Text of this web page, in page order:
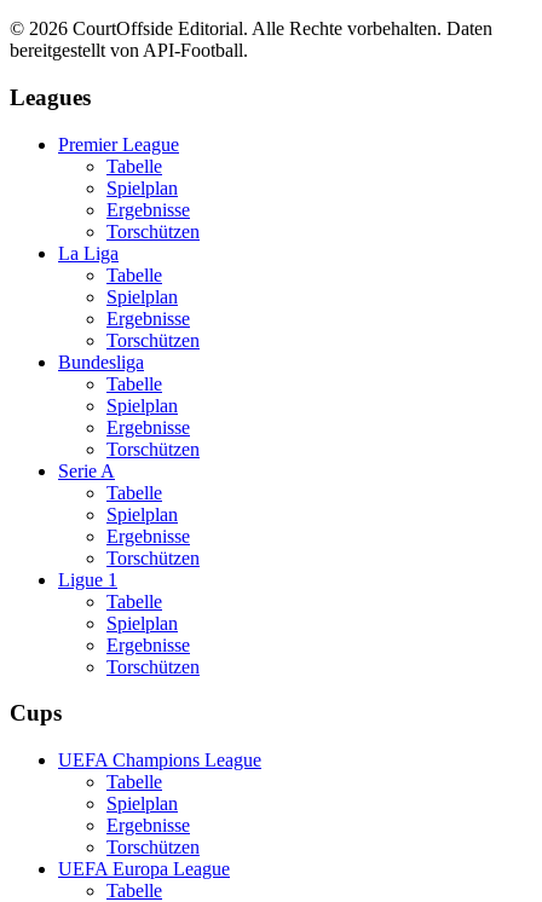
© 2026 CourtOffside Editorial. Alle Rechte vorbehalten. Daten
bereitgestellt von API-Football.
Leagues
Premier League
Tabelle
Spielplan
Ergebnisse
Torschützen
La Liga
Tabelle
Spielplan
Ergebnisse
Torschützen
Bundesliga
Tabelle
Spielplan
Ergebnisse
Torschützen
Serie A
Tabelle
Spielplan
Ergebnisse
Torschützen
Ligue 1
Tabelle
Spielplan
Ergebnisse
Torschützen
Cups
UEFA Champions League
Tabelle
Spielplan
Ergebnisse
Torschützen
UEFA Europa League
Tabelle